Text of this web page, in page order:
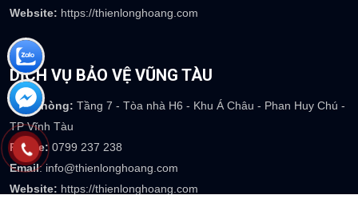
Website: https://thienlonghoang.com
DỊCH VỤ BẢO VỆ VŨNG TÀU
Văn phòng: Tầng 7 - Tòa nhà H6 - Khu Á Châu - Phan Huy Chú -
TP Vĩnh Tàu
Phone:0799 237 238
Email: info@thienlonghoang.com
Website: https://thienlonghoang.com